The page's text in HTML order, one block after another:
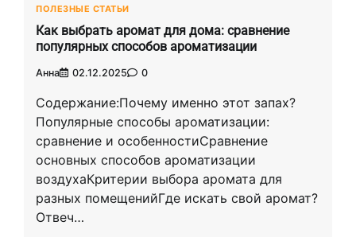
ПОЛЕЗНЫЕ СТАТЬИ
Как выбрать аромат для дома: сравнение
популярных способов ароматизации
Анна 02.12.2025 0
Содержание:Почему именно этот запах?
Популярные способы ароматизации:
сравнение и особенностиСравнение
основных способов ароматизации
воздухаКритерии выбора аромата для
разных помещенийГде искать свой аромат?
Отвеч…